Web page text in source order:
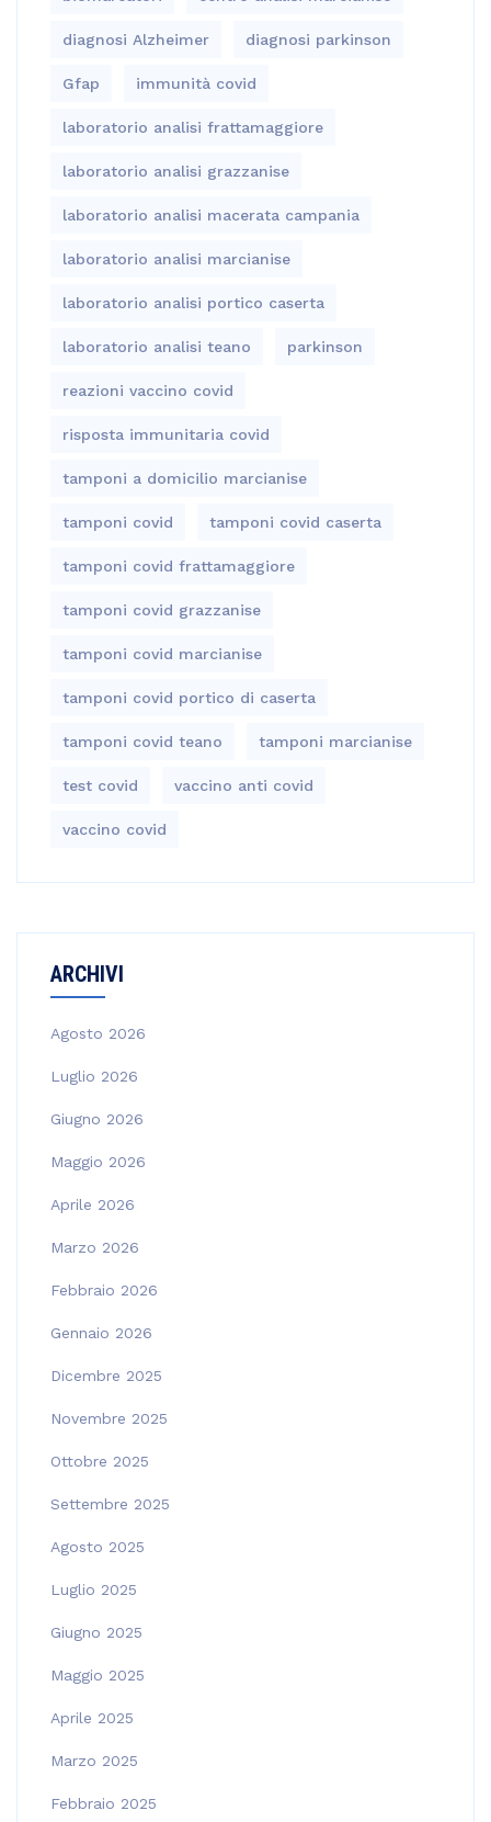
diagnosi Alzheimer diagnosi parkinson
Gfap immunità covid
laboratorio analisi frattamaggiore
laboratorio analisi grazzanise
laboratorio analisi macerata campania
laboratorio analisi marcianise
laboratorio analisi portico caserta
laboratorio analisi teano parkinson
reazioni vaccino covid
risposta immunitaria covid
tamponi a domicilio marcianise
tamponi covid tamponi covid caserta
tamponi covid frattamaggiore
tamponi covid grazzanise
tamponi covid marcianise
tamponi covid portico di caserta
tamponi covid teano tamponi marcianise
test covid vaccino anti covid
vaccino covid
ARCHIVI
Agosto 2026
Luglio 2026
Giugno 2026
Maggio 2026
Aprile 2026
Marzo 2026
Febbraio 2026
Gennaio 2026
Dicembre 2025
Novembre 2025
Ottobre 2025
Settembre 2025
Agosto 2025
Luglio 2025
Giugno 2025
Maggio 2025
Aprile 2025
Marzo 2025
Febbraio 2025